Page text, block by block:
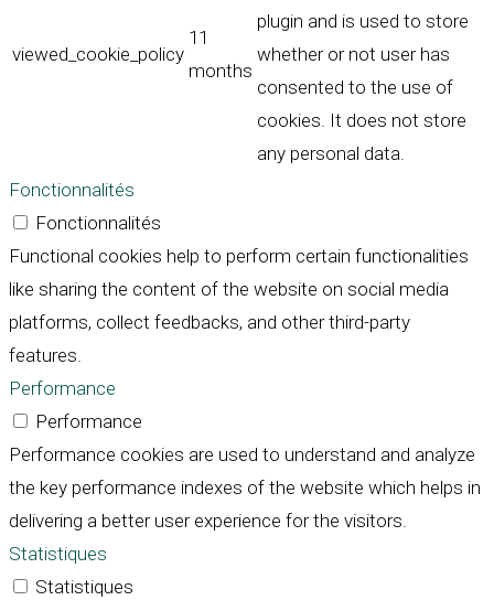
viewed_cookie_policy
11
months
plugin and is used to store
whether or not user has
consented to the use of
cookies. It does not store
any personal data.
Fonctionnalités
Fonctionnalités
Functional cookies help to perform certain functionalities
like sharing the content of the website on social media
platforms, collect feedbacks, and other third-party
features.
Performance
Performance
Performance cookies are used to understand and analyze
the key performance indexes of the website which helps in
delivering a better user experience for the visitors.
Statistiques
Statistiques